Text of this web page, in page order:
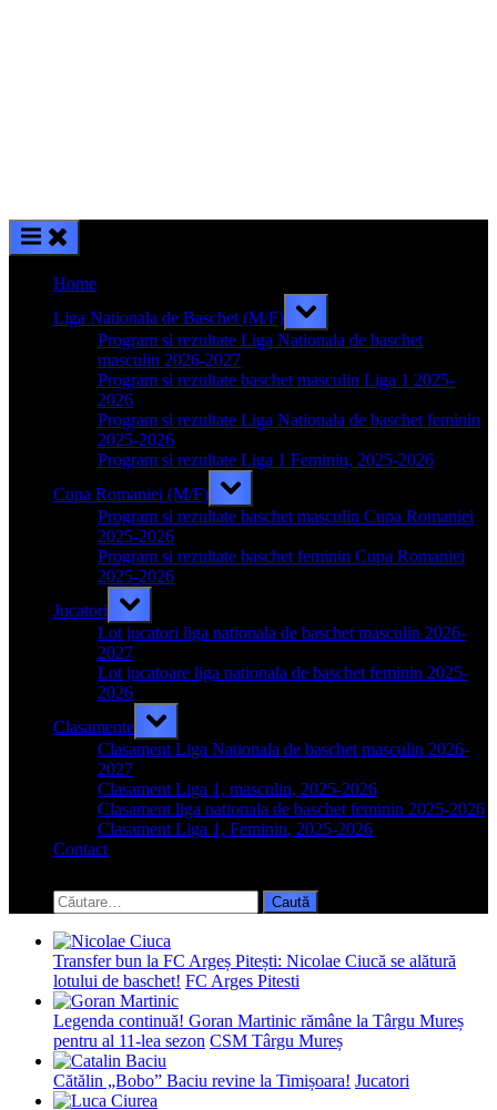
Home
Liga Nationala de Baschet (M/F)
Toggle
sub-
menu
Program si rezultate Liga Nationala de baschet
masculin 2026-2027
Program si rezultate baschet masculin Liga 1 2025-
2026
Program si rezultate Liga Nationala de baschet feminin
2025-2026
Program si rezultate Liga 1 Feminin, 2025-2026
Cupa Romaniei (M/F)
Toggle
sub-
menu
Program si rezultate baschet masculin Cupa Romaniei
2025-2026
Program si rezultate baschet feminin Cupa Romaniei
2025-2026
Jucatori
Toggle
sub-
menu
Lot jucatori liga nationala de baschet masculin 2026-
2027
Lot jucatoare liga nationala de baschet feminin 2025-
2026
Clasamente
Toggle
sub-
menu
Clasament Liga Nationala de baschet masculin 2026-
2027
Clasament Liga 1, masculin, 2025-2026
Clasament liga nationala de baschet feminin 2025-2026
Clasament Liga 1, Feminin, 2025-2026
Contact
search
form
Caută
după:
Transfer bun la FC Argeș Pitești: Nicolae Ciucă se alătură
lotului de baschet! FC Arges Pitesti
Legenda continuă! Goran Martinic rămâne la Târgu Mureș
pentru al 11-lea sezon CSM Târgu Mureș
Cătălin „Bobo” Baciu revine la Timișoara! Jucatori